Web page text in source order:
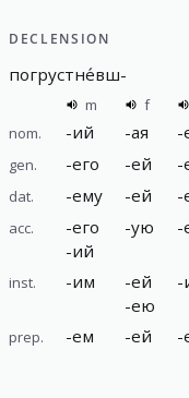
DECLENSION
погрустне́вш-
m f
nom.
-ий -ая -
gen. -его -ей -
dat. -ему -ей -
acc. -его
-ий
-ую -
inst. -им -ей
-ею
-
prep. -ем -ей -